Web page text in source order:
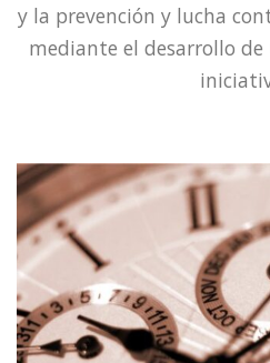
y la prevención y lucha
mediante el desarrollo